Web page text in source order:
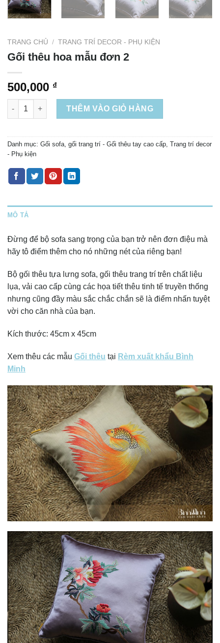
TRANG CHỦ / TRANG TRÍ DECOR - PHỤ KIỆN
Gối thêu hoa mẫu đơn 2
500,000 ₫
Gối thêu hoa mẫu đơn 2 số lượng
THÊM VÀO GIỎ HÀNG
Danh mục: Gối sofa, gối trang trí - Gối thêu tay cao cấp, Trang trí decor
- Phụ kiện
MÔ TẢ
Đừng để bộ sofa sang trọng của bạn trở nên đơn điệu mà
hãy tô điểm thêm cho nó những nét của riêng bạn!
Bộ gối thêu tựa lưng sofa, gối thêu trang trí trên chất liệu
lụa, vải cao cấp cùng các họa tiết thêu tinh tế truyền thống
nhưng cũng đầy màu sắc chắc chắn sẽ là điểm nhấn tuyệt
vời cho căn nhà của bạn.
Kích thước: 45cm x 45cm
Xem thêu các mẫu Gối thêu tại Rèm xuất khẩu Bình
Minh